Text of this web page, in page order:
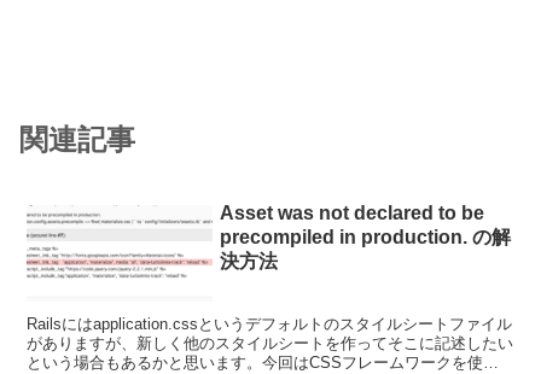
関連記事
Asset was not declared to be
precompiled in production. の解
決方法
Railsにはapplication.cssというデフォルトのスタイルシートファイル
がありますが、新しく他のスタイルシートを作ってそこに記述したい
という場合もあるかと思います。今回はCSSフレームワークを使う